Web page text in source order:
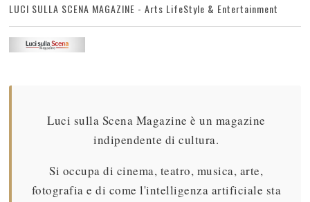
LUCI SULLA SCENA MAGAZINE - Arts LifeStyle & Entertainment
Luci sulla Scena Magazine è un magazine
indipendente di cultura.
Si occupa di cinema, teatro, musica, arte,
fotografia e di come l'intelligenza artificiale sta